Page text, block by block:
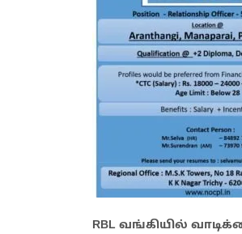
RBL வங்கியில்